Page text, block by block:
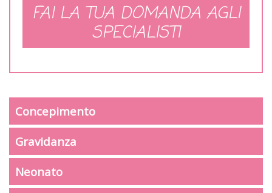
FAI LA TUA DOMANDA AGLI
SPECIALISTI
Concepimento
Gravidanza
Neonato